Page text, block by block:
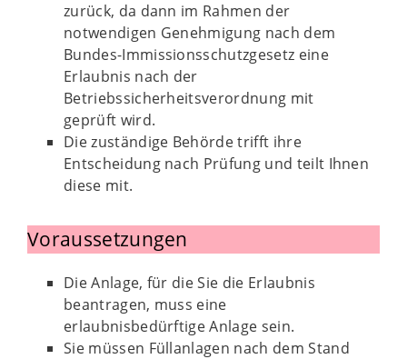
zurück, da dann im Rahmen der
notwendigen Genehmigung nach dem
Bundes-Immissionsschutzgesetz eine
Erlaubnis nach der
Betriebssicherheitsverordnung mit
geprüft wird.
Die zuständige Behörde trifft ihre
Entscheidung nach Prüfung und teilt Ihnen
diese mit.
Voraussetzungen
Die Anlage, für die Sie die Erlaubnis
beantragen, muss eine
erlaubnisbedürftige Anlage sein.
Sie müssen Füllanlagen nach dem Stand